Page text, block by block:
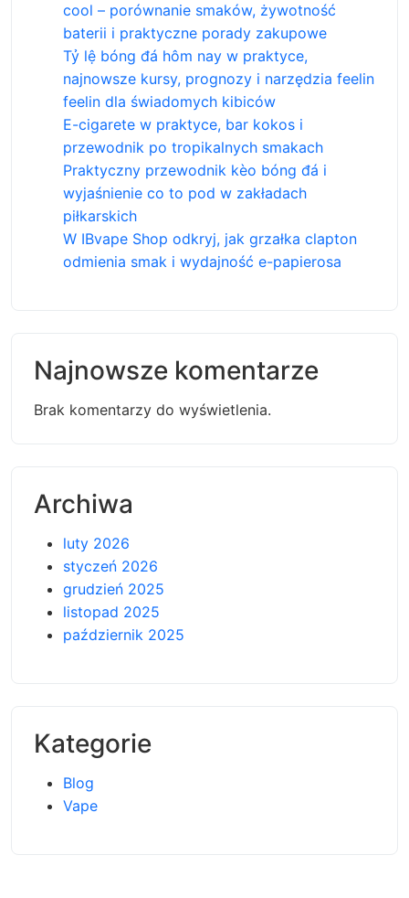
cool – porównanie smaków, żywotność
baterii i praktyczne porady zakupowe
Tỷ lệ bóng đá hôm nay w praktyce,
najnowsze kursy, prognozy i narzędzia feelin
feelin dla świadomych kibiców
E-cigarete w praktyce, bar kokos i
przewodnik po tropikalnych smakach
Praktyczny przewodnik kèo bóng đá i
wyjaśnienie co to pod w zakładach
piłkarskich
W IBvape Shop odkryj, jak grzałka clapton
odmienia smak i wydajność e-papierosa
Najnowsze komentarze
Brak komentarzy do wyświetlenia.
Archiwa
luty 2026
styczeń 2026
grudzień 2025
listopad 2025
październik 2025
Kategorie
Blog
Vape